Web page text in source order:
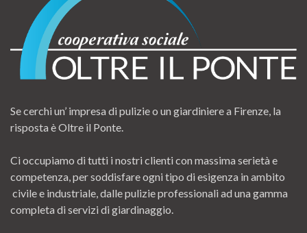
Se cerchi un’ impresa di pulizie o un giardiniere a Firenze, la
risposta è Oltre il Ponte.
Ci occupiamo di tutti i nostri clienti con massima serietà e
competenza, per soddisfare ogni tipo di esigenza in ambito
civile e industriale, dalle pulizie professionali ad una gamma
completa di servizi di giardinaggio.